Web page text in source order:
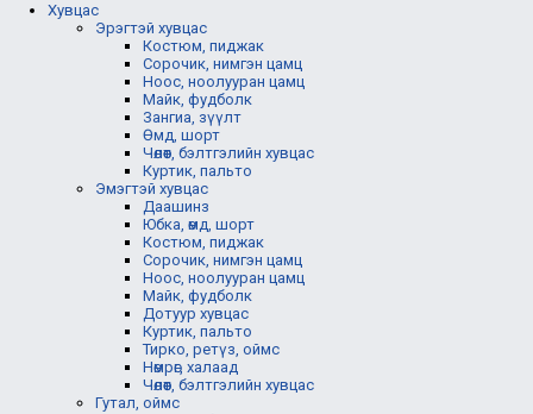
Хувцас
Эрэгтэй хувцас
Костюм, пиджак
Сорочик, нимгэн цамц
Ноос, ноолууран цамц
Майк, фудболк
Зангиа, зүүлт
Өмд, шорт
Чөлөөт, бэлтгэлийн хувцас
Куртик, пальто
Эмэгтэй хувцас
Даашинз
Юбка, өмд, шорт
Костюм, пиджак
Сорочик, нимгэн цамц
Ноос, ноолууран цамц
Майк, фудболк
Дотуур хувцас
Куртик, пальто
Тирко, ретүз, оймс
Нөмрөг, халаад
Чөлөөт, бэлтгэлийн хувцас
Гутал, оймс